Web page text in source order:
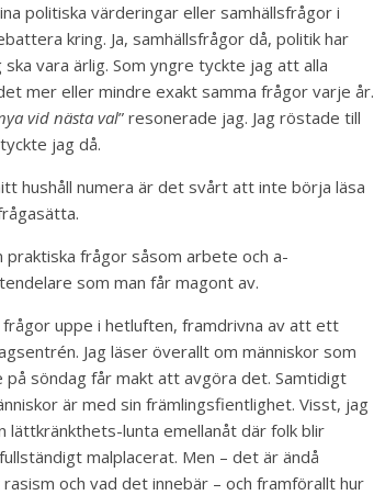
politiska värderingar eller samhällsfrågor i
kring. Ja, samhällsfrågor då, politik har
vara ärlig. Som yngre tyckte jag att alla
mer eller mindre exakt samma frågor varje år.
vid nästa val” resonerade jag. Jag röstade till
jag då.
hushåll numera är det svårt att inte börja läsa
praktiska frågor såsom arbete och a-
som man får magont av.
uppe i hetluften, framdrivna av att ett
Jag läser överallt om människor som
söndag får makt att avgöra det. Samtidigt
är med sin främlingsfientlighet. Visst, jag
lunta emellanåt där folk blir
malplacerat. Men – det är ändå
och vad det innebär – och framförallt hur